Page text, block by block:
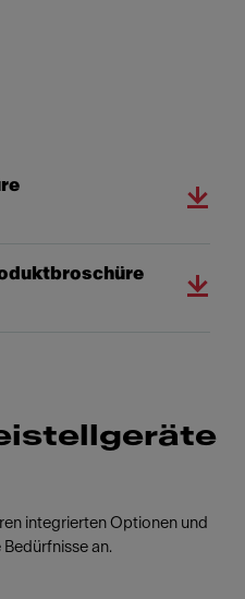
integrierten Optionen und
an.